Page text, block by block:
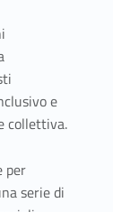
e
collettiva.
per
serie di